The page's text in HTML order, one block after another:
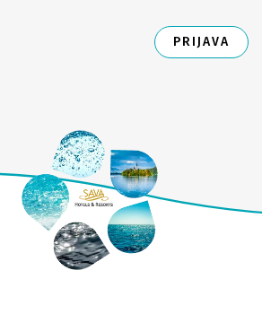
PRIJAVA